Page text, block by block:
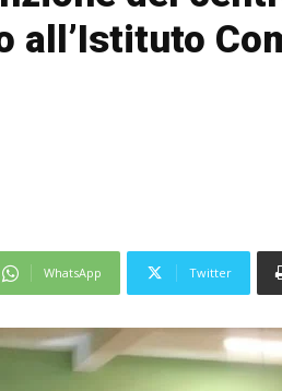
all’Istituto
WhatsApp Twitter